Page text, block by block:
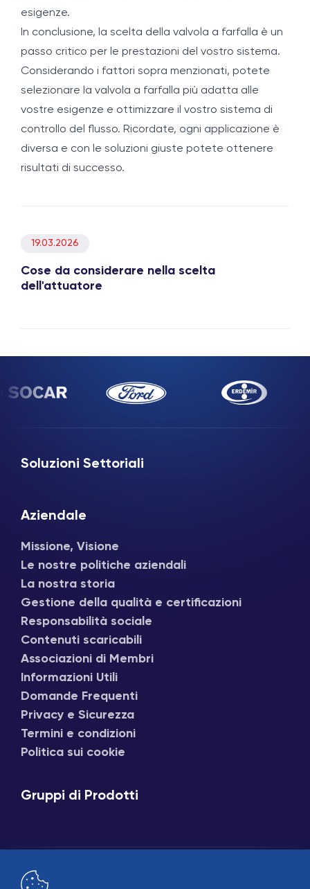
esigenze.
In conclusione, la scelta della valvola a farfalla è un
passo critico per le prestazioni del vostro sistema.
Considerando i fattori sopra menzionati, potete
selezionare la valvola a farfalla più adatta alle
vostre esigenze e ottimizzare il vostro sistema di
controllo del flusso. Ricordate, ogni applicazione è
diversa e con le soluzioni giuste potete ottenere
risultati di successo.
19.03.2026
Cose da considerare nella scelta
dell'attuatore
Soluzioni Settoriali
Aziendale
Missione, Visione
Le nostre politiche aziendali
La nostra storia
Gestione della qualità e certificazioni
Responsabilità sociale
Contenuti scaricabili
Associazioni di Membri
Informazioni Utili
Domande Frequenti
Privacy e Sicurezza
Termini e condizioni
Politica sui cookie
Gruppi di Prodotti